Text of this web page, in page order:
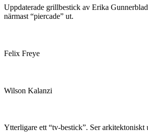
Uppdaterade grillbestick av Erika
närmast “piercade” ut.
Felix Freye
Wilson Kalanzi
Ytterligare ett “tv-bestick”. Ser arkitektoniskt